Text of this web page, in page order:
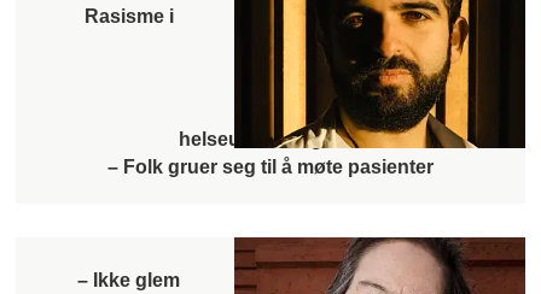
Rasisme i
helseutdanningene:
– Folk gruer seg til å møte pasienter
– Ikke glem